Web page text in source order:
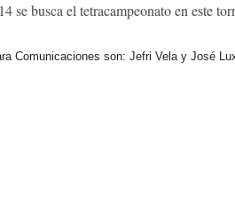
se busca el tetracampeonato en este
Comunicaciones son: Jefri Vela y José